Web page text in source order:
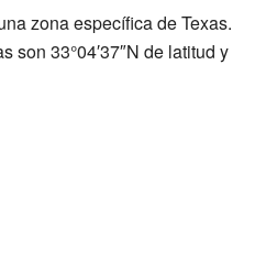
zona específica de Texas.
son 33°04′37″N de latitud y